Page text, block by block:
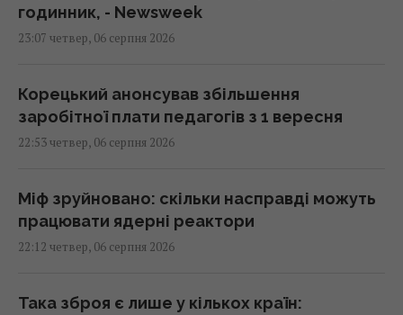
годинник, - Newsweek
23:07 четвер, 06 серпня 2026
Корецький анонсував збільшення
заробітної плати педагогів з 1 вересня
22:53 четвер, 06 серпня 2026
Міф зруйновано: скільки насправді можуть
працювати ядерні реактори
22:12 четвер, 06 серпня 2026
Така зброя є лише у кількох країн: